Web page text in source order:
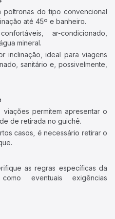
poltronas do tipo convencional
até 45º e banheiro.
ar-condicionado,
mineral.
inclinação, ideal para viagens
sanitário e, possivelmente,
viações permitem apresentar o
de retirada no guichê.
casos, é necessário retirar o
as regras específicas da
eventuais exigências